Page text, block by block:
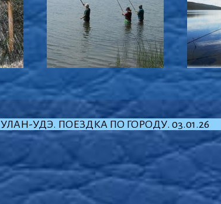
УЛАН-УДЭ. ПОЕЗДКА ПО ГОРОДУ. 03.01.26